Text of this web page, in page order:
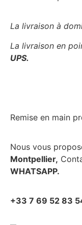
La livraison à
La livraison en
UPS.
Remise en main
Nous vous
Montpellier,
WHATSAPP.
+33 7 69 52 83